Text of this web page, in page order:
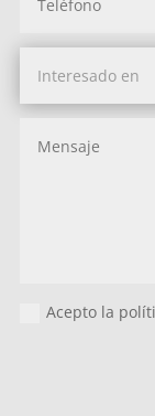
Acepto la